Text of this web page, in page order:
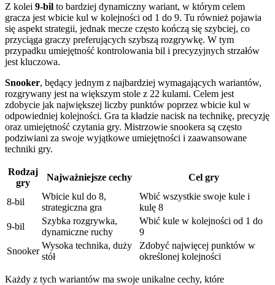
Z kolei 9-bil to bardziej dynamiczny wariant, w którym celem
gracza jest wbicie kul w kolejności od 1 do 9. Tu również pojawia
się aspekt strategii, jednak mecze często kończą się szybciej, co
przyciąga graczy preferujących szybszą rozgrywkę. W tym
przypadku umiejętność kontrolowania bil i precyzyjnych strzałów
jest kluczowa.
Snooker, będący jednym z najbardziej wymagających wariantów,
rozgrywany jest na większym stole z 22 kulami. Celem jest
zdobycie jak największej liczby punktów poprzez wbicie kul w
odpowiedniej kolejności. Gra ta kładzie nacisk na technikę, precyzję
oraz umiejętność czytania gry. Mistrzowie snookera są często
podziwiani za swoje wyjątkowe umiejętności i zaawansowane
techniki gry.
Rodzaj
gry
Najważniejsze cechy Cel gry
8-bil
Wbicie kul do 8,
strategiczna gra
Wbić wszystkie swoje kule i
kulę 8
9-bil
Szybka rozgrywka,
dynamiczne ruchy
Wbić kule w kolejności od 1 do
9
Snooker
Wysoka technika, duży
stół
Zdobyć najwięcej punktów w
określonej kolejności
Każdy z tych wariantów ma swoje unikalne cechy, które